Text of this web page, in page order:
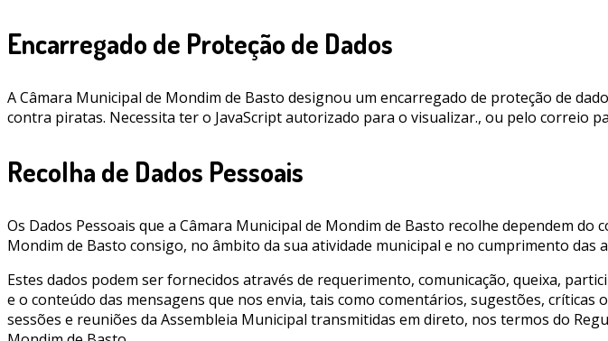
Encarregado de Proteção de Dados
A Câmara Municipal de Mondim de Basto designou um encarregado de proteção de
contra piratas. Necessita ter o JavaScript autorizado para o visualizar., ou pelo correio
Recolha de Dados Pessoais
Os Dados Pessoais que a Câmara Municipal de Mondim de Basto recolhe dependem
Mondim de Basto consigo, no âmbito da sua atividade municipal e no cumprimento das
Estes dados podem ser fornecidos através de requerimento, comunicação, queixa,
e o conteúdo das mensagens que nos envia, tais como comentários, sugestões,
sessões e reuniões da Assembleia Municipal transmitidas em direto, nos termos do